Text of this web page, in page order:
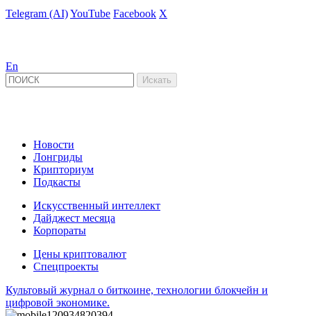
Telegram (AI)YouTube Facebook X
En
Новости
Лонгриды
Крипториум
Подкасты
Искусственный интеллект
Дайджест месяца
Корпораты
Цены криптовалют
Спецпроекты
Культовый журнал о биткоине, технологии блокчейн и
цифровой экономике.